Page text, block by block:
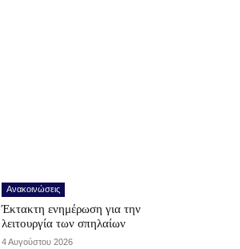
Ανακοινώσεις
Έκτακτη ενημέρωση για την
λειτουργία των σπηλαίων
4 Αυγούστου 2026